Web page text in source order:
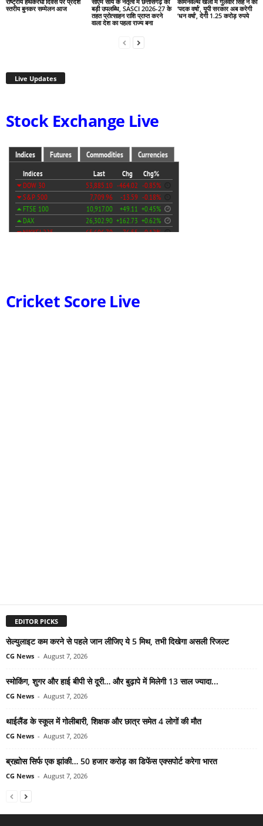
स्तरीय बुनकर सम्मेलन आज
बड़ी उपलब्धि, SASCI 2026-27 के
तहत प्रोत्साहन राशि प्राप्त करने
वाला देश का पहला राज्य बना
‘पदक वर्षा’, यूपी सरकार अब करेगी
‘धन वर्षा’, देगी 1.25 करोड़ रुपये
Live Updates
Stock Exchange Live
Cricket Score Live
EDITOR PICKS
सेल्युलाइट कम करने से पहले जान लीजिए ये 5 मिथ, तभी दिखेगा असली रिजल्ट
CG News - August 7, 2026
स्मोकिंग, शुगर और हाई बीपी से दूरी… और बुढ़ापे में मिलेगी 13 साल ज्यादा...
CG News - August 7, 2026
थाईलैंड के स्कूल में गोलीबारी, शिक्षक और छात्र समेत 4 लोगों की मौत
CG News - August 7, 2026
ब्रह्मोस सिर्फ एक झांकी… 50 हजार करोड़ का डिफेंस एक्सपोर्ट करेगा भारत
CG News - August 7, 2026